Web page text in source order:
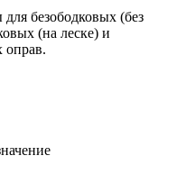
безободковых (без
(на леске) и
оправ.